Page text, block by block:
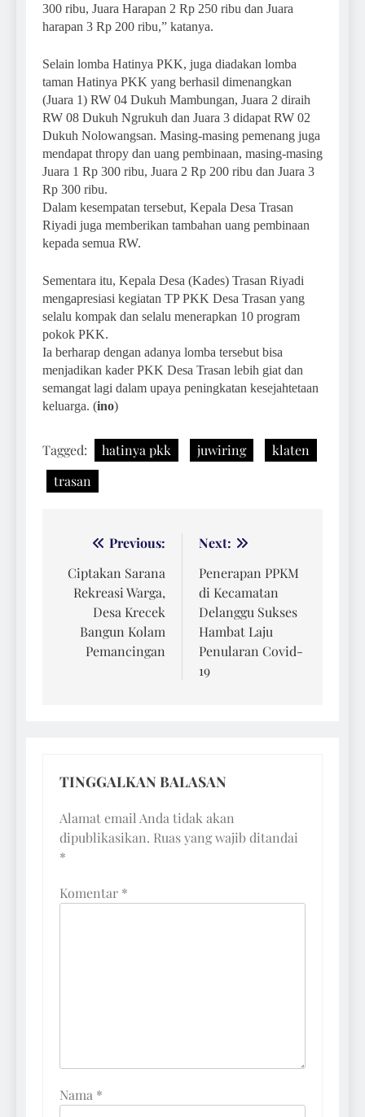
300 ribu, Juara Harapan 2 Rp 250 ribu dan Juara
harapan 3 Rp 200 ribu,” katanya.
Selain lomba Hatinya PKK, juga diadakan lomba
taman Hatinya PKK yang berhasil dimenangkan
(Juara 1) RW 04 Dukuh Mambungan, Juara 2 diraih
RW 08 Dukuh Ngrukuh dan Juara 3 didapat RW 02
Dukuh Nolowangsan. Masing-masing pemenang juga
mendapat thropy dan uang pembinaan, masing-masing
Juara 1 Rp 300 ribu, Juara 2 Rp 200 ribu dan Juara 3
Rp 300 ribu.
Dalam kesempatan tersebut, Kepala Desa Trasan
Riyadi juga memberikan tambahan uang pembinaan
kepada semua RW.
Sementara itu, Kepala Desa (Kades) Trasan Riyadi
mengapresiasi kegiatan TP PKK Desa Trasan yang
selalu kompak dan selalu menerapkan 10 program
pokok PKK.
Ia berharap dengan adanya lomba tersebut bisa
menjadikan kader PKK Desa Trasan lebih giat dan
semangat lagi dalam upaya peningkatan kesejahtetaan
keluarga. (ino)
Tagged: hatinya pkk juwiring
klaten
trasan
Navigasi
pos
Previous:
Ciptakan Sarana
Rekreasi Warga,
Desa Krecek
Bangun Kolam
Pemancingan
Next:
Penerapan PPKM
di Kecamatan
Delanggu Sukses
Hambat Laju
Penularan Covid-
19
TINGGALKAN BALASAN
Alamat email Anda tidak akan
dipublikasikan. Ruas yang wajib ditandai
*
Komentar *
Nama *